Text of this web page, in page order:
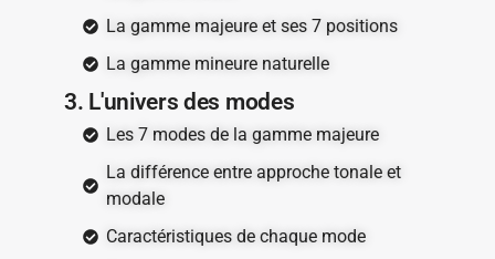
La gamme majeure et ses 7 positions
La gamme mineure naturelle
3. L'univers des modes
Les 7 modes de la gamme majeure
La différence entre approche tonale et
modale
Caractéristiques de chaque mode